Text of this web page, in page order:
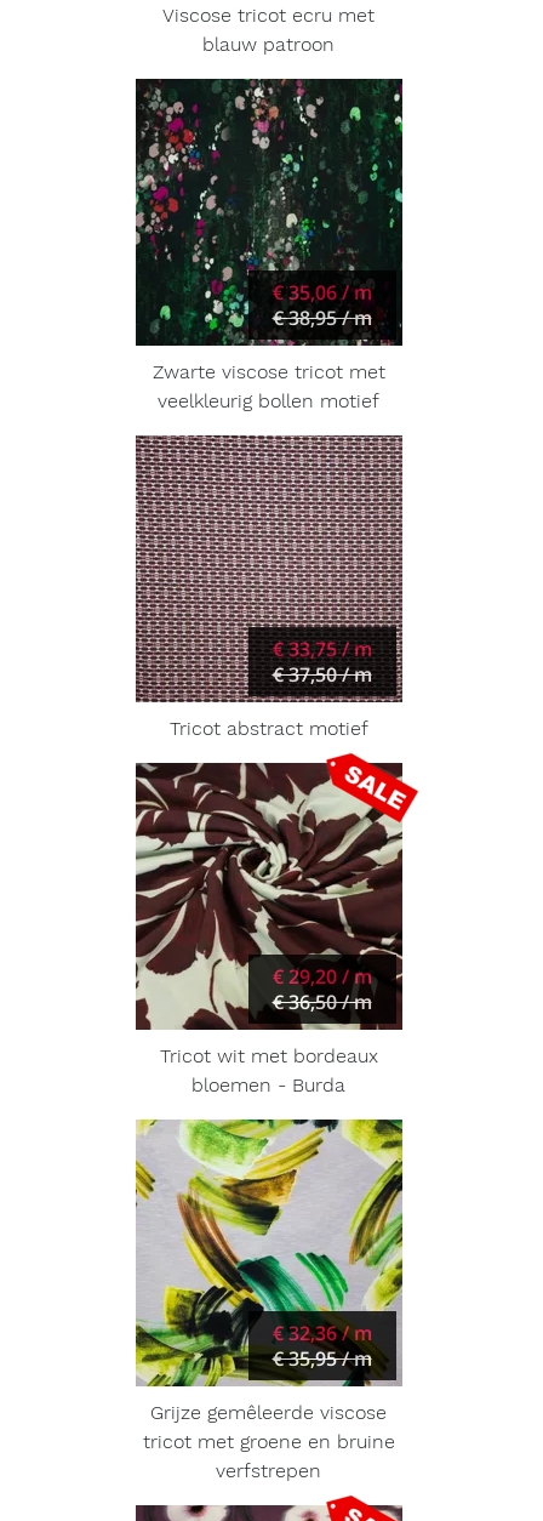
Viscose tricot ecru met
blauw patroon
€ 35,06 / m
€ 38,95 / m
Zwarte viscose tricot met
veelkleurig bollen motief
€ 33,75 / m
€ 37,50 / m
Tricot abstract motief
€ 29,20 / m
€ 36,50 / m
Tricot wit met bordeaux
bloemen - Burda
€ 32,36 / m
€ 35,95 / m
Grijze gemêleerde viscose
tricot met groene en bruine
verfstrepen